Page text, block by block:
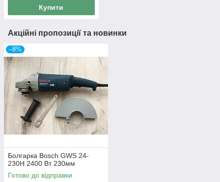
Купити
Акційні пропозиції та новинки
–8%
Болгарка Bosch GWS 24-
230H 2400 Вт 230мм
Готово до відправки